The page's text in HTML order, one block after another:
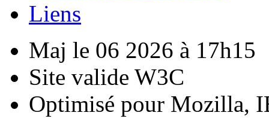
Liens
Maj le 06 2026 à 17h15
Site valide W3C
Optimisé pour Mozilla,